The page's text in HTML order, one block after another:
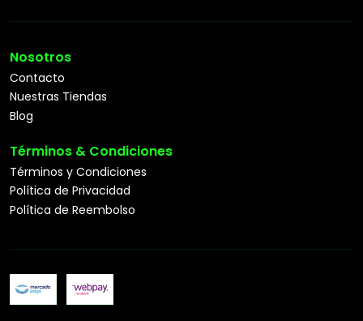
Nosotros
Contacto
Nuestras Tiendas
Blog
Términos & Condiciones
Términos y Condiciones
Política de Privacidad
Política de Reembolso